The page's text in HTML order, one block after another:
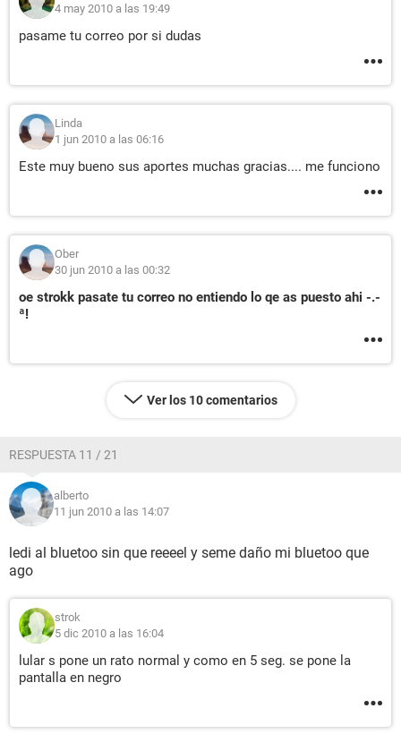
4 may 2010 a las 19:49
pasame tu correo por si dudas
Linda
1 jun 2010 a las 06:16
Este muy bueno sus aportes muchas gracias.... me funciono
Ober
30 jun 2010 a las 00:32
oe strokk pasate tu correo no entiendo lo qe as puesto ahi -.-
ª!
Ver los 10 comentarios
RESPUESTA 11 / 21
alberto
11 jun 2010 a las 14:07
ledi al bluetoo sin que reeeel y seme daño mi bluetoo que
ago
strok
5 dic 2010 a las 16:04
lular s pone un rato normal y como en 5 seg. se pone la
pantalla en negro